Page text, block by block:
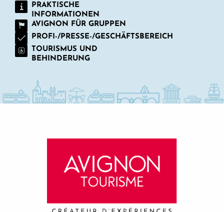
PRAKTISCHE
INFORMATIONEN
AVIGNON FÜR GRUPPEN
PROFI-/PRESSE-/GESCHÄFTSBEREICH
TOURISMUS UND
BEHINDERUNG